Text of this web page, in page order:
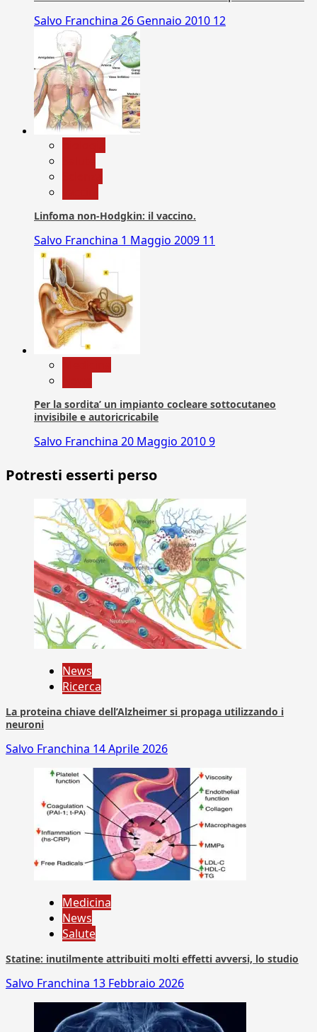
Salvo Franchina 26 Gennaio 2010 12
Linfoma non-Hodgkin: il vaccino.
Salvo Franchina 1 Maggio 2009 11
Per la sordita’ un impianto cocleare sottocutaneo
invisibile e autoricricabile
Salvo Franchina 20 Maggio 20109
Potresti esserti perso
News
Ricerca
La proteina chiave dell’Alzheimer si propaga utilizzando i
neuroni
Salvo Franchina 14 Aprile 2026
Medicina
News
Salute
Statine: inutilmente attribuiti molti effetti avversi, lo studio
Salvo Franchina 13 Febbraio 2026